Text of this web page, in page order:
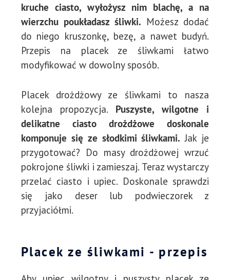
kruche ciasto, wyłożysz nim blachę, a na
wierzchu poukładasz śliwki. Możesz dodać
do niego kruszonkę, bezę, a nawet budyń.
Przepis na placek ze śliwkami łatwo
modyfikować w dowolny sposób.
Placek drożdżowy ze śliwkami to nasza
kolejna propozycja. Puszyste, wilgotne i
delikatne ciasto drożdżowe doskonale
komponuje się ze słodkimi śliwkami. Jak je
przygotować? Do masy drożdżowej wrzuć
pokrojone śliwki i zamieszaj. Teraz wystarczy
przelać ciasto i upiec. Doskonale sprawdzi
się jako deser lub podwieczorek z
przyjaciółmi.
Placek ze śliwkami - przepis